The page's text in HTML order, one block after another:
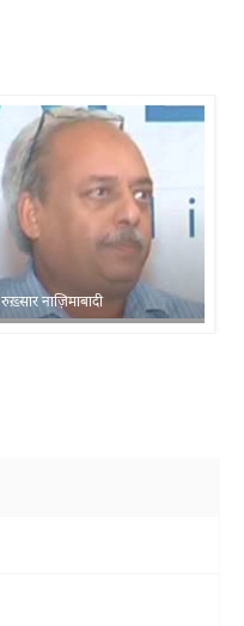
रुख़्सार नाज़िमाबादी